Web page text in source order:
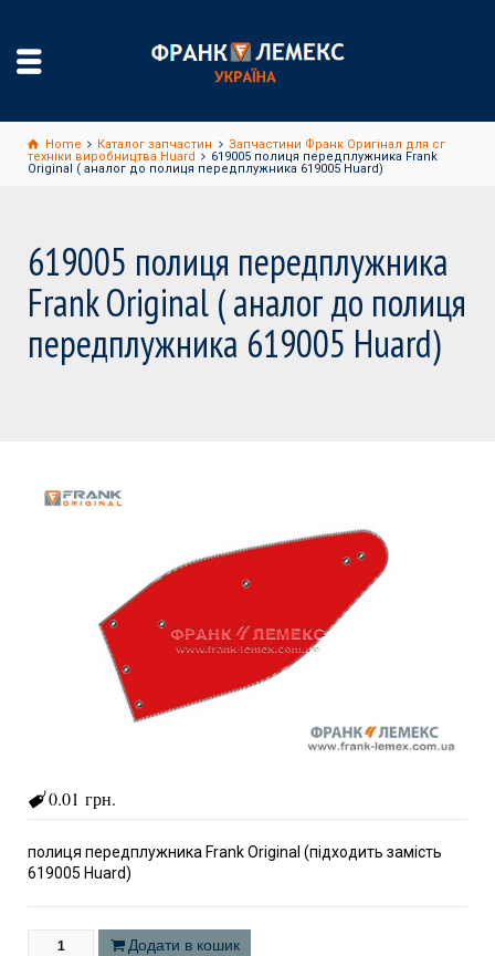
Home Каталог запчастин
Запчастини Франк Оригінал для сг
техніки виробництва Huard
619005 полиця передплужника Frank
Original ( аналог до полиця передплужника 619005 Huard)
619005 полиця передплужника
Frank Original ( аналог до полиця
передплужника 619005 Huard)
0.01 грн.
полиця передплужника Frank Original (підходить замість
619005 Huard)
Додати в кошик